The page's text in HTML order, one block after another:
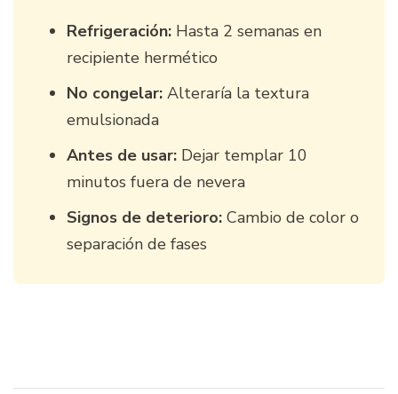
Refrigeración: Hasta 2 semanas en
recipiente hermético
No congelar: Alteraría la textura
emulsionada
Antes de usar: Dejar templar 10
minutos fuera de nevera
Signos de deterioro: Cambio de color o
separación de fases